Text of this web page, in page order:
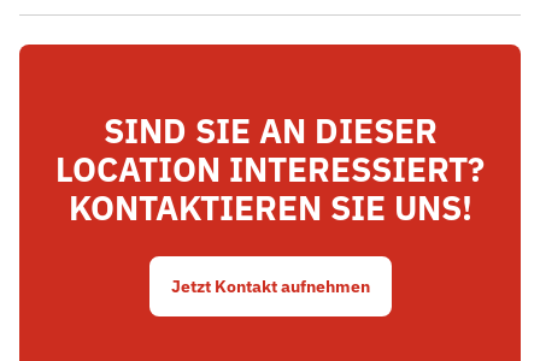
SIND SIE AN DIESER
LOCATION INTERESSIERT?
KONTAKTIEREN SIE UNS!
Jetzt Kontakt aufnehmen